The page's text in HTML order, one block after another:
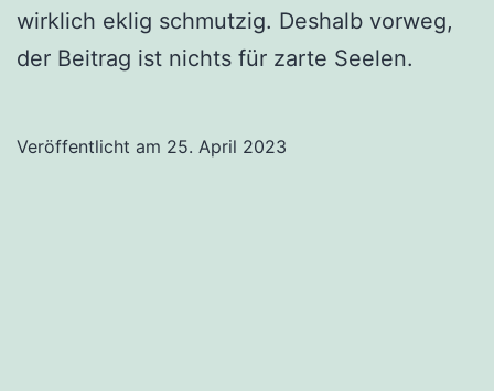
wirklich eklig schmutzig. Deshalb vorweg,
der Beitrag ist nichts für zarte Seelen.
Veröffentlicht am 25. April 2023